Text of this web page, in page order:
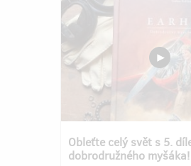
Obleťte celý svět s 5.
dobrodružného myšáka!